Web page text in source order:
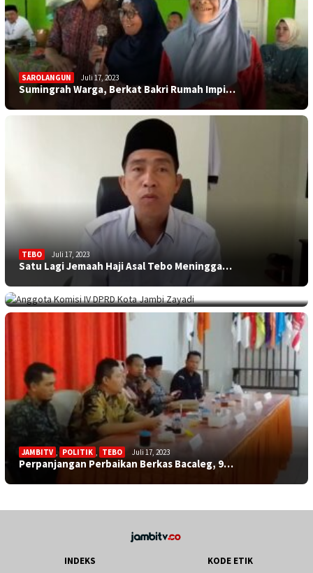
SAROLANGUN Juli 17, 2023
Sumingrah Warga, Berkat Bakri Rumah Impi…
TEBO Juli 17, 2023
Satu Lagi Jemaah Haji Asal Tebo Meningga…
KOTA JAMBI
Sekolah Minim Siswa, Dewan: Diknas Harus…
JAMBITV , POLITIK , TEBO Juli 17, 2023
Perpanjangan Perbaikan Berkas Bacaleg, 9…
INDEKS KODE ETIK